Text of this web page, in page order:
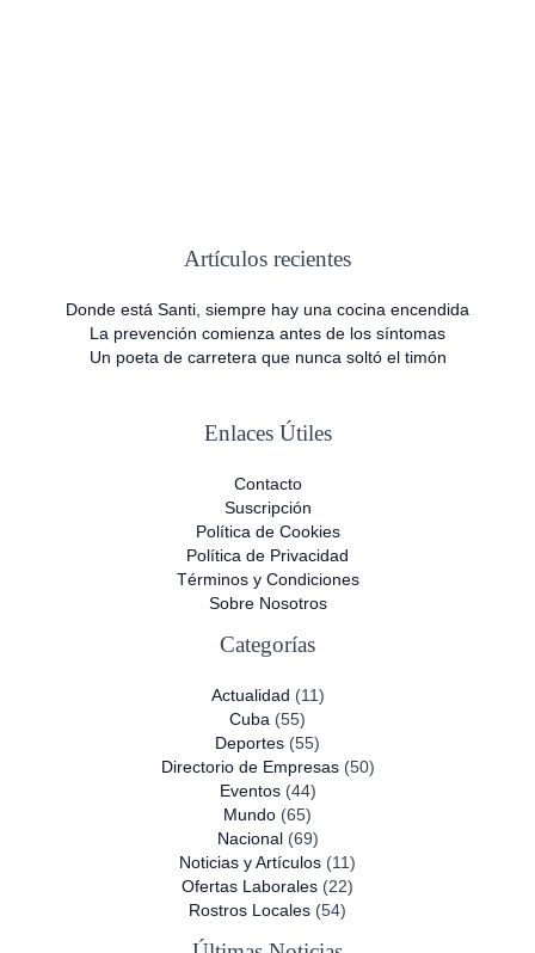
Artículos recientes
Donde está Santi, siempre hay una cocina encendida
La prevención comienza antes de los síntomas
Un poeta de carretera que nunca soltó el timón
Enlaces Útiles
Contacto
Suscripción
Política de Cookies
Política de Privacidad
Términos y Condiciones
Sobre Nosotros
Categorías
Actualidad (11)
Cuba (55)
Deportes (55)
Directorio de Empresas(50)
Eventos(44)
Mundo (65)
Nacional (69)
Noticias y Artículos (11)
Ofertas Laborales (22)
Rostros Locales (54)